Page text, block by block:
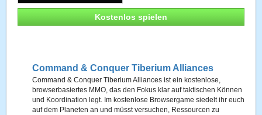
Kostenlos spielen
Command & Conquer Tiberium Alliances
Command & Conquer Tiberium Alliances ist ein kostenlose,
browserbasiertes MMO, das den Fokus klar auf taktischen Können
und Koordination legt. Im kostenlose Browsergame siedelt ihr euch
auf dem Planeten an und müsst versuchen, Ressourcen zu